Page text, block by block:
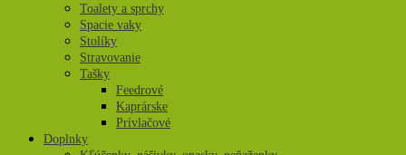
Toalety a sprchy
Spacie vaky
Stolíky
Stravovanie
Tašky
Feedrové
Kaprárske
Prívlačové
Doplnky